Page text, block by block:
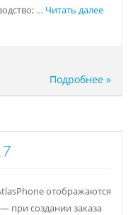
… Читать далее
Подробнее »
отображаются
создании заказа